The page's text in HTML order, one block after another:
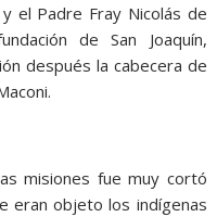
el Padre Fray Nicolás de
de San Joaquín,
después la cabecera de
misiones fue muy cortó
eran objeto los indígenas